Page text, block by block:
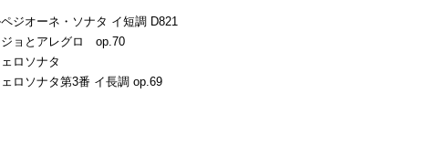
ジオーネ・ソナタ イ短調 D821
ョとアレグロ op.70
ロソナタ
ロソナタ第3番 イ長調 op.69